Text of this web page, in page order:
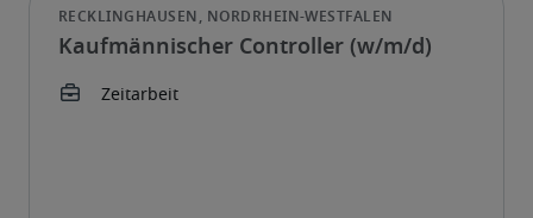
Kaufmännischer Controller (w/m/d)